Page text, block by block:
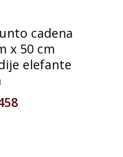
Añadir Al Carrito
cadena
x 50 cm
elefante